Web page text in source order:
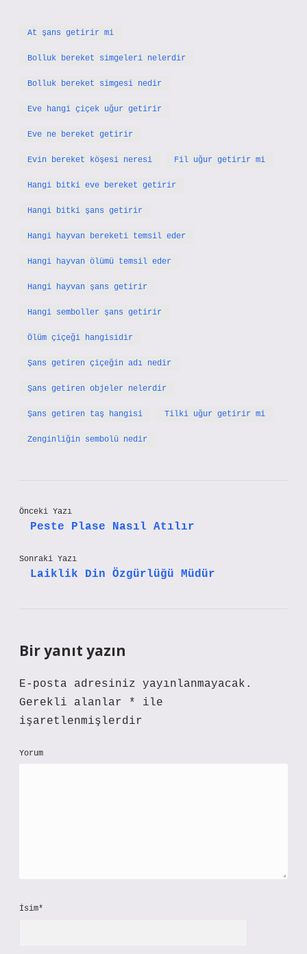
At şans getirir mi
Bolluk bereket simgeleri nelerdir
Bolluk bereket simgesi nedir
Eve hangi çiçek uğur getirir
Eve ne bereket getirir
Evin bereket köşesi neresi Fil uğur getirir mi
Hangi bitki eve bereket getirir
Hangi bitki şans getirir
Hangi hayvan bereketi temsil eder
Hangi hayvan ölümü temsil eder
Hangi hayvan şans getirir
Hangi semboller şans getirir
Ölüm çiçeği hangisidir
Şans getiren çiçeğin adı nedir
Şans getiren objeler nelerdir
Şans getiren taş hangisi Tilki uğur getirir mi
Zenginliğin sembolü nedir
Önceki Yazı
Peste Plase Nasıl Atılır
Sonraki Yazı
Laiklik Din Özgürlüğü Müdür
Bir yanıt yazın
E-posta adresiniz yayınlanmayacak.
Gerekli alanlar
*
ile
işaretlenmişlerdir
Yorum
İsim*